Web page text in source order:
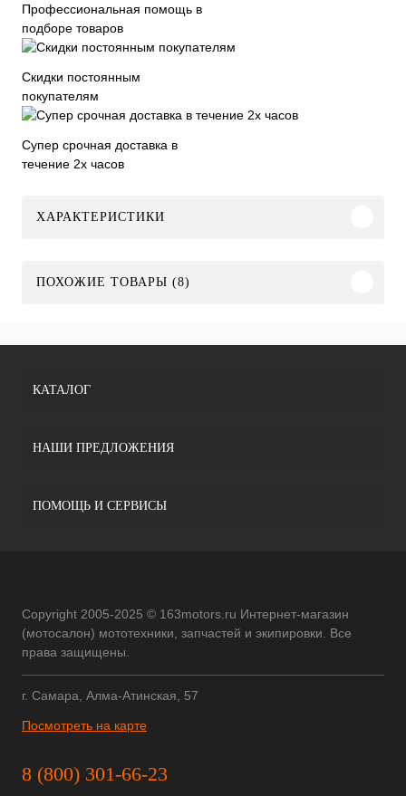
Профессиональная помощь в
подборе товаров
Скидки постоянным
покупателям
Супер срочная доставка в
течение 2х часов
ХАРАКТЕРИСТИКИ
ПОХОЖИЕ ТОВАРЫ (8)
КАТАЛОГ
НАШИ ПРЕДЛОЖЕНИЯ
ПОМОЩЬ И СЕРВИСЫ
Copyright 2005-2025 © 163motors.ru Интернет-магазин
(мотосалон) мототехники, запчастей и экипировки. Все
права защищены.
г. Самара, Алма-Атинская, 57
Посмотреть на карте
8 (800) 301-66-23